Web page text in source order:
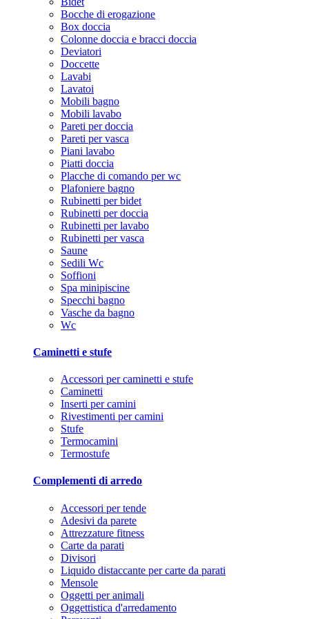
Bocche di erogazione
Box doccia
Colonne doccia e bracci doccia
Deviatori
Doccette
Lavabi
Lavatoi
Mobili bagno
Mobili lavabo
Pareti per doccia
Pareti per vasca
Piani lavabo
Piatti doccia
Placche di comando per wc
Plafoniere bagno
Rubinetti per bidet
Rubinetti per doccia
Rubinetti per lavabo
Rubinetti per vasca
Saune
Sedili Wc
Soffioni
Spa minipiscine
Specchi bagno
Vasche da bagno
Wc
Caminetti e stufe
Accessori per caminetti e stufe
Caminetti
Inserti per camini
Rivestimenti per camini
Stufe
Termocamini
Termostufe
Complementi di arredo
Accessori per tende
Adesivi da parete
Attrezzature fitness
Carte da parati
Divisori
Liquido distaccante per carte da parati
Mensole
Oggetti per animali
Oggettistica d'arredamento